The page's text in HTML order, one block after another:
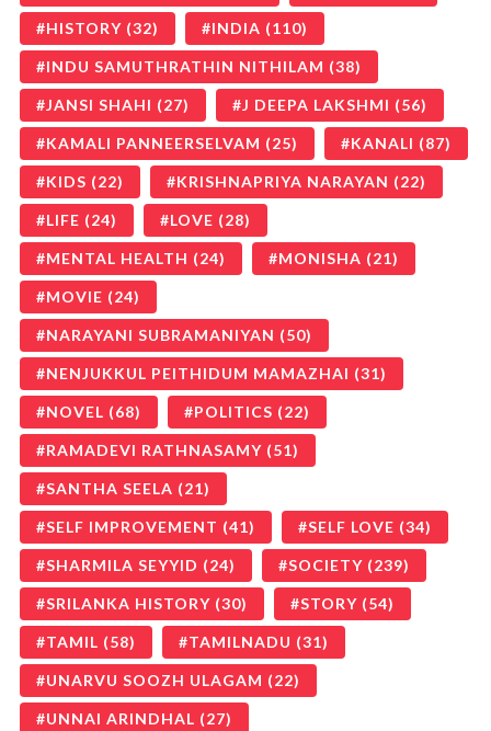
HISTORY (32) INDIA (110)
INDU SAMUTHRATHIN NITHILAM (38)
JANSI SHAHI (27) J DEEPA LAKSHMI (56)
KAMALI PANNEERSELVAM (25) KANALI (87)
KIDS (22) KRISHNAPRIYA NARAYAN (22)
LIFE (24) LOVE (28)
MENTAL HEALTH (24) MONISHA (21)
MOVIE (24)
NARAYANI SUBRAMANIYAN (50)
NENJUKKUL PEITHIDUM MAMAZHAI (31)
NOVEL (68) POLITICS (22)
RAMADEVI RATHNASAMY (51)
SANTHA SEELA (21)
SELF IMPROVEMENT (41) SELF LOVE (34)
SHARMILA SEYYID (24) SOCIETY (239)
SRILANKA HISTORY (30) STORY (54)
TAMIL (58) TAMILNADU (31)
UNARVU SOOZH ULAGAM (22)
UNNAI ARINDHAL (27)